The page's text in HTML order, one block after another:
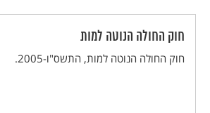
חוק החולה הנוטה למות
חוק החולה הנוטה למות, התשס"ו-2005.